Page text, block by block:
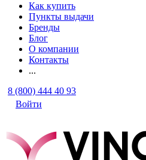
Как купить
Пункты выдачи
Бренды
Блог
О компании
Контакты
...
8 (800) 444 40 93
Войти